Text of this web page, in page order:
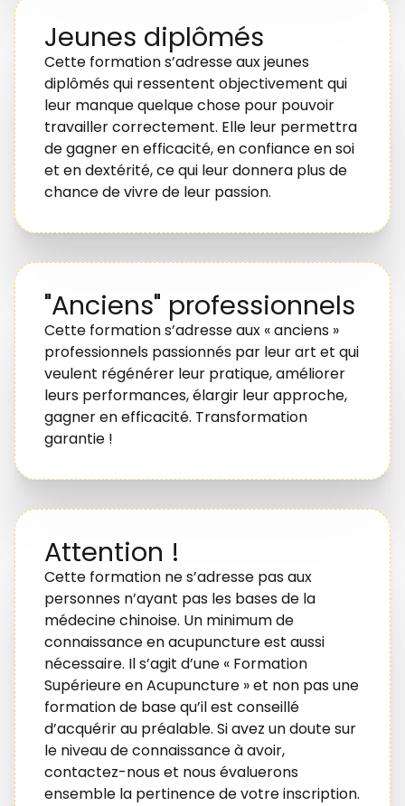
Jeunes diplômés
Cette formation s’adresse aux jeunes
diplômés qui ressentent objectivement qui
leur manque quelque chose pour pouvoir
travailler correctement. Elle leur permettra
de gagner en efficacité, en confiance en soi
et en dextérité, ce qui leur donnera plus de
chance de vivre de leur passion.
"Anciens" professionnels
Cette formation s’adresse aux « anciens »
professionnels passionnés par leur art et qui
veulent régénérer leur pratique, améliorer
leurs performances, élargir leur approche,
gagner en efficacité. Transformation
garantie !
Attention !
Cette formation ne s’adresse pas aux
personnes n’ayant pas les bases de la
médecine chinoise. Un minimum de
connaissance en acupuncture est aussi
nécessaire. Il s’agit d’une « Formation
Supérieure en Acupuncture » et non pas une
formation de base qu’il est conseillé
d’acquérir au préalable. Si avez un doute sur
le niveau de connaissance à avoir,
contactez-nous et nous évaluerons
ensemble la pertinence de votre inscription.